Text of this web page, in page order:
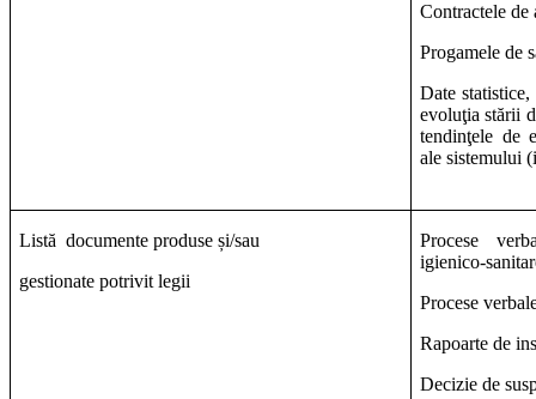
Contractele
Progamele de
Date
evoluţia stării
tendinţele de
ale sistemului
Listă documente produse și/sau
gestionate potrivit legii
Procese
igienico-
Procese
Rapoarte de
Decizie de